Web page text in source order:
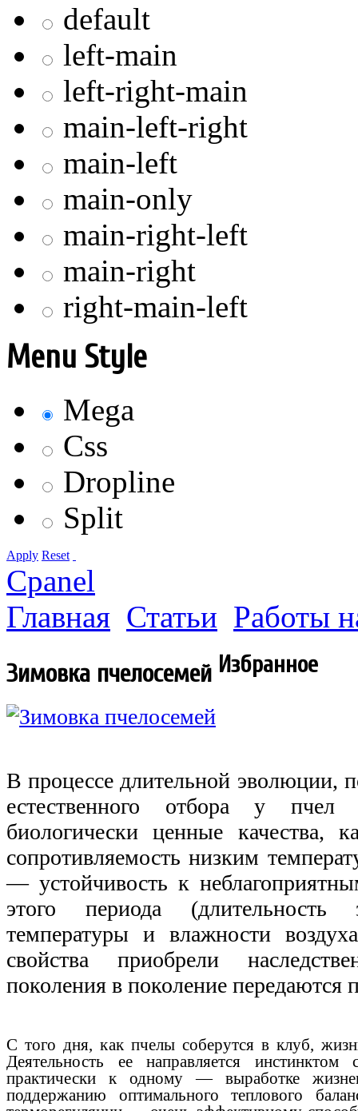
default
left-main
left-right-main
main-left-right
main-left
main-only
main-right-left
main-right
right-main-left
Menu Style
Mega
Css
Dropline
Split
Apply Reset
Cpanel
Главная Статьи Работы
Зимовка пчелосемей Избранное
В процессе длительной эволюции,
естественного отбора у пчел
биологически ценные качества,
сопротивляемость низким
— устойчивость к
этого периода (длительность
температуры и влажности
свойства приобрели
поколения в поколение передаются
С того дня, как пчелы соберутся в клуб,
Деятельность ее направляется инстинктом
практически к одному — выработке
поддержанию оптимального теплового